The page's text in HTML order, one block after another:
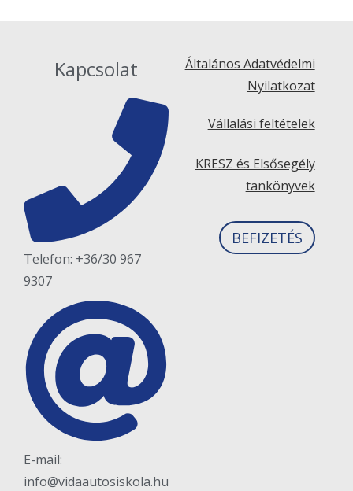
Kapcsolat
Telefon: +36/30 967
9307
E-mail:
info@vidaautosiskola.hu
Általános Adatvédelmi
Nyilatkozat
Vállalási feltételek
KRESZ és Elsősegély
tankönyvek
BEFIZETÉS